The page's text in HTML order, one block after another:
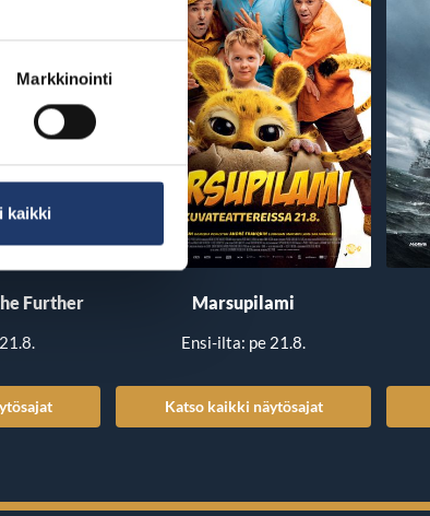
Markkinointi
kaikki
Further Marsupilami
Ensi-ilta: pe 21.8.
Katso kaikki näytösajat